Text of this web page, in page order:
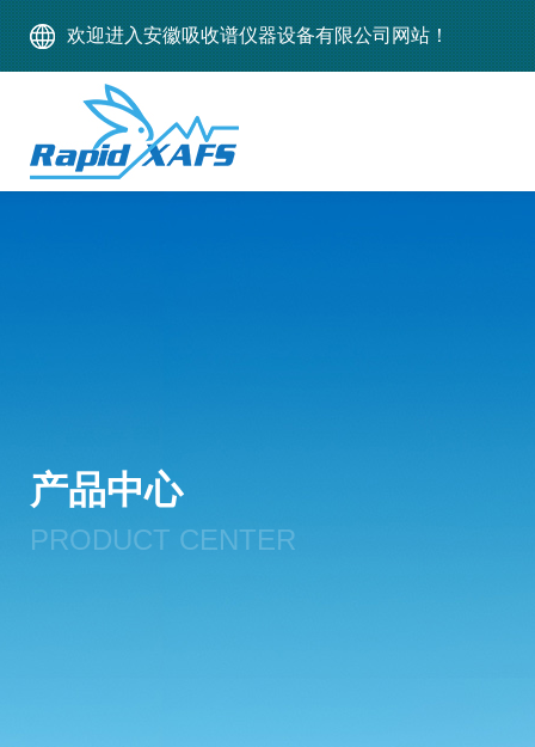
欢迎进入安徽吸收谱仪器设备有限公司网站！
产品中心
PRODUCT CENTER